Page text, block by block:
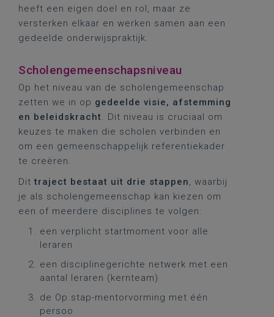
heeft een eigen doel en rol, maar ze
versterken elkaar en werken samen aan een
gedeelde onderwijspraktijk.
Scholengemeenschapsniveau
Op het niveau van de scholengemeenschap
zetten we in op gedeelde visie, afstemming
en beleidskracht. Dit niveau is cruciaal om
keuzes te maken die scholen verbinden en
om een gemeenschappelijk referentiekader
te creëren.
Dit traject bestaat uit drie stappen, waarbij
je als scholengemeenschap kan kiezen om
een of meerdere disciplines te volgen:
een verplicht startmoment voor alle
leraren
een disciplinegerichte netwerk met een
aantal leraren (kernteam)
de Op.stap-mentorvorming met één
persoo